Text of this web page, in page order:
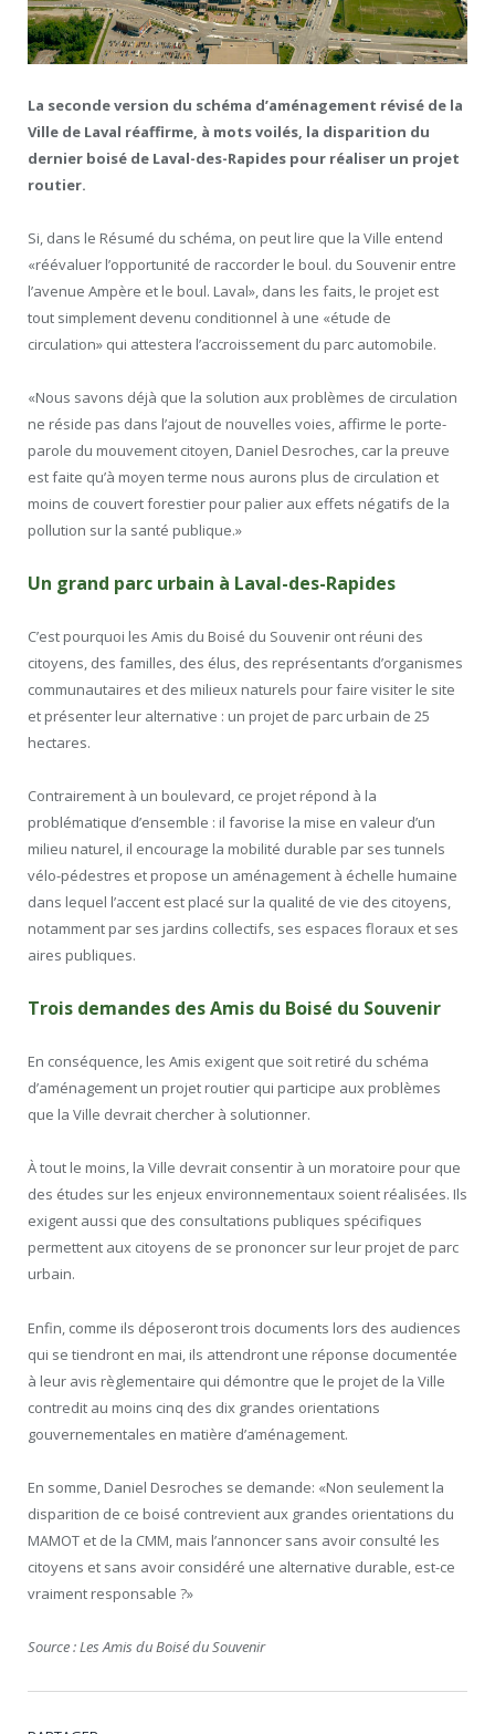
La seconde version du schéma d’aménagement révisé de la
Ville de Laval réaffirme, à mots voilés, la disparition du
dernier boisé de Laval-des-Rapides pour réaliser un projet
routier.
Si, dans le Résumé du schéma, on peut lire que la Ville entend
«réévaluer l’opportunité de raccorder le boul. du Souvenir entre
l’avenue Ampère et le boul. Laval», dans les faits, le projet est
tout simplement devenu conditionnel à une «étude de
circulation» qui attestera l’accroissement du parc automobile.
«Nous savons déjà que la solution aux problèmes de circulation
ne réside pas dans l’ajout de nouvelles voies, affirme le porte-
parole du mouvement citoyen, Daniel Desroches, car la preuve
est faite qu’à moyen terme nous aurons plus de circulation et
moins de couvert forestier pour palier aux effets négatifs de la
pollution sur la santé publique.»
Un grand parc urbain à Laval-des-Rapides
C’est pourquoi les Amis du Boisé du Souvenir ont réuni des
citoyens, des familles, des élus, des représentants d’organismes
communautaires et des milieux naturels pour faire visiter le site
et présenter leur alternative : un projet de parc urbain de 25
hectares.
Contrairement à un boulevard, ce projet répond à la
problématique d’ensemble : il favorise la mise en valeur d’un
milieu naturel, il encourage la mobilité durable par ses tunnels
vélo-pédestres et propose un aménagement à échelle humaine
dans lequel l’accent est placé sur la qualité de vie des citoyens,
notamment par ses jardins collectifs, ses espaces floraux et ses
aires publiques.
Trois demandes des Amis du Boisé du Souvenir
En conséquence, les Amis exigent que soit retiré du schéma
d’aménagement un projet routier qui participe aux problèmes
que la Ville devrait chercher à solutionner.
À tout le moins, la Ville devrait consentir à un moratoire pour que
des études sur les enjeux environnementaux soient réalisées. Ils
exigent aussi que des consultations publiques spécifiques
permettent aux citoyens de se prononcer sur leur projet de parc
urbain.
Enfin, comme ils déposeront trois documents lors des audiences
qui se tiendront en mai, ils attendront une réponse documentée
à leur avis règlementaire qui démontre que le projet de la Ville
contredit au moins cinq des dix grandes orientations
gouvernementales en matière d’aménagement.
En somme, Daniel Desroches se demande: «Non seulement la
disparition de ce boisé contrevient aux grandes orientations du
MAMOT et de la CMM, mais l’annoncer sans avoir consulté les
citoyens et sans avoir considéré une alternative durable, est-ce
vraiment responsable ?»
Source : Les Amis du Boisé du Souvenir